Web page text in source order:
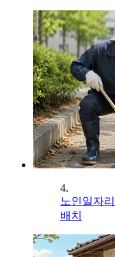
4.
노인일자
배치